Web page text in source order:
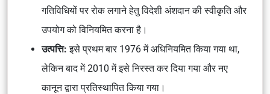
गतिविधियों पर रोक लगाने हेतु विदेशी अंशदान की स्वीकृति और
उपयोग को विनियमित करना है।
उत्पत्ति: इसे प्रथम बार 1976 में अधिनियमित किया गया था,
लेकिन बाद में 2010 में इसे निरस्त कर दिया गया और नए
कानून द्वारा प्रतिस्थापित किया गया।